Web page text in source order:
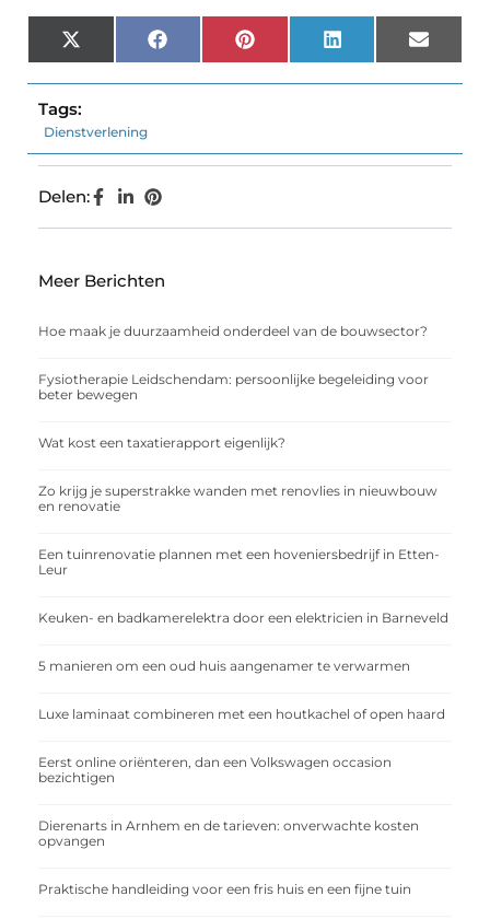
X
(Twitter)
FacebookPinterest LinkedIn Email
Tags:
Dienstverlening
Delen:
Meer Berichten
Hoe maak je duurzaamheid onderdeel van de bouwsector?
Fysiotherapie Leidschendam: persoonlijke begeleiding voor
beter bewegen
Wat kost een taxatierapport eigenlijk?
Zo krijg je superstrakke wanden met renovlies in nieuwbouw
en renovatie
Een tuinrenovatie plannen met een hoveniersbedrijf in Etten-
Leur
Keuken- en badkamerelektra door een elektricien in Barneveld
5 manieren om een oud huis aangenamer te verwarmen
Luxe laminaat combineren met een houtkachel of open haard
Eerst online oriënteren, dan een Volkswagen occasion
bezichtigen
Dierenarts in Arnhem en de tarieven: onverwachte kosten
opvangen
Praktische handleiding voor een fris huis en een fijne tuin